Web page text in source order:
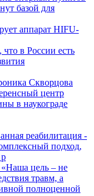
базой для
аппарат HIFU-
в России есть
Скворцова
центр
в наукограде
реабилитация -
подход,
цель – не
травм, а
полноценной